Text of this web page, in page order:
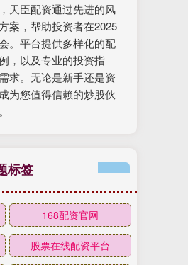
天臣配资通过先进的风
案，帮助投资者在2025
。平台提供多样化的配
，以及专业的投资指
求。无论是新手还是资
为您值得信赖的炒股伙
标签
168配资官网
股票在线配资平台